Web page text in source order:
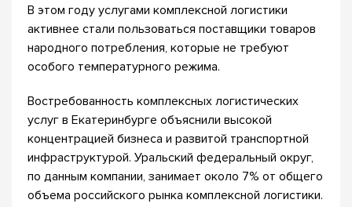
В этом году услугами комплексной логистики
активнее стали пользоваться поставщики товаров
народного потребления, которые не требуют
особого температурного режима.
Востребованность комплексных логистических
услуг в Екатеринбурге объяснили высокой
концентрацией бизнеса и развитой транспортной
инфраструктурой. Уральский федеральный округ,
по данным компании, занимает около 7% от общего
объема российского рынка комплексной логистики.